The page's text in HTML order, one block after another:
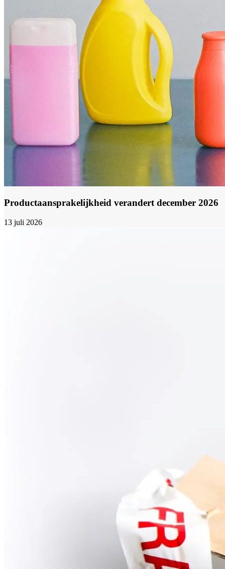
Productaansprakelijkheid verandert december 2026
13 juli 2026